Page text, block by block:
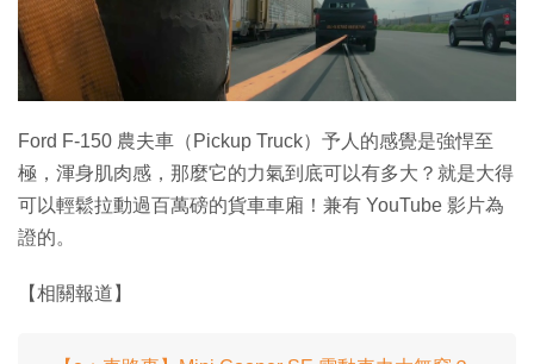
Ford F-150 農夫車（Pickup Truck）予人的感覺是強悍至
極，渾身肌肉感，那麼它的力氣到底可以有多大？就是大得
可以輕鬆拉動過百萬磅的貨車車廂！兼有 YouTube 影片為
證的。
【相關報道】